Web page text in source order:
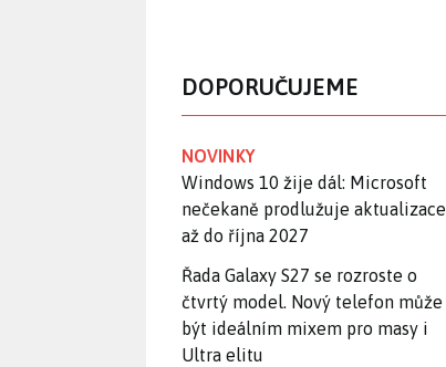
DOPORUČUJEME
NOVINKY
Windows 10 žije dál: Microsoft
nečekaně prodlužuje aktualizace
až do října 2027
Řada Galaxy S27 se rozroste o
čtvrtý model. Nový telefon může
být ideálním mixem pro masy i
Ultra elitu